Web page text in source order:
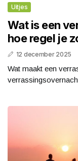
Uitjes
Wat is een
hoe regel je
12 december 2025
Wat maakt een